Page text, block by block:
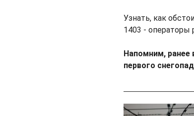
Узнать, как
1403 - операторы
Напомним,
первого